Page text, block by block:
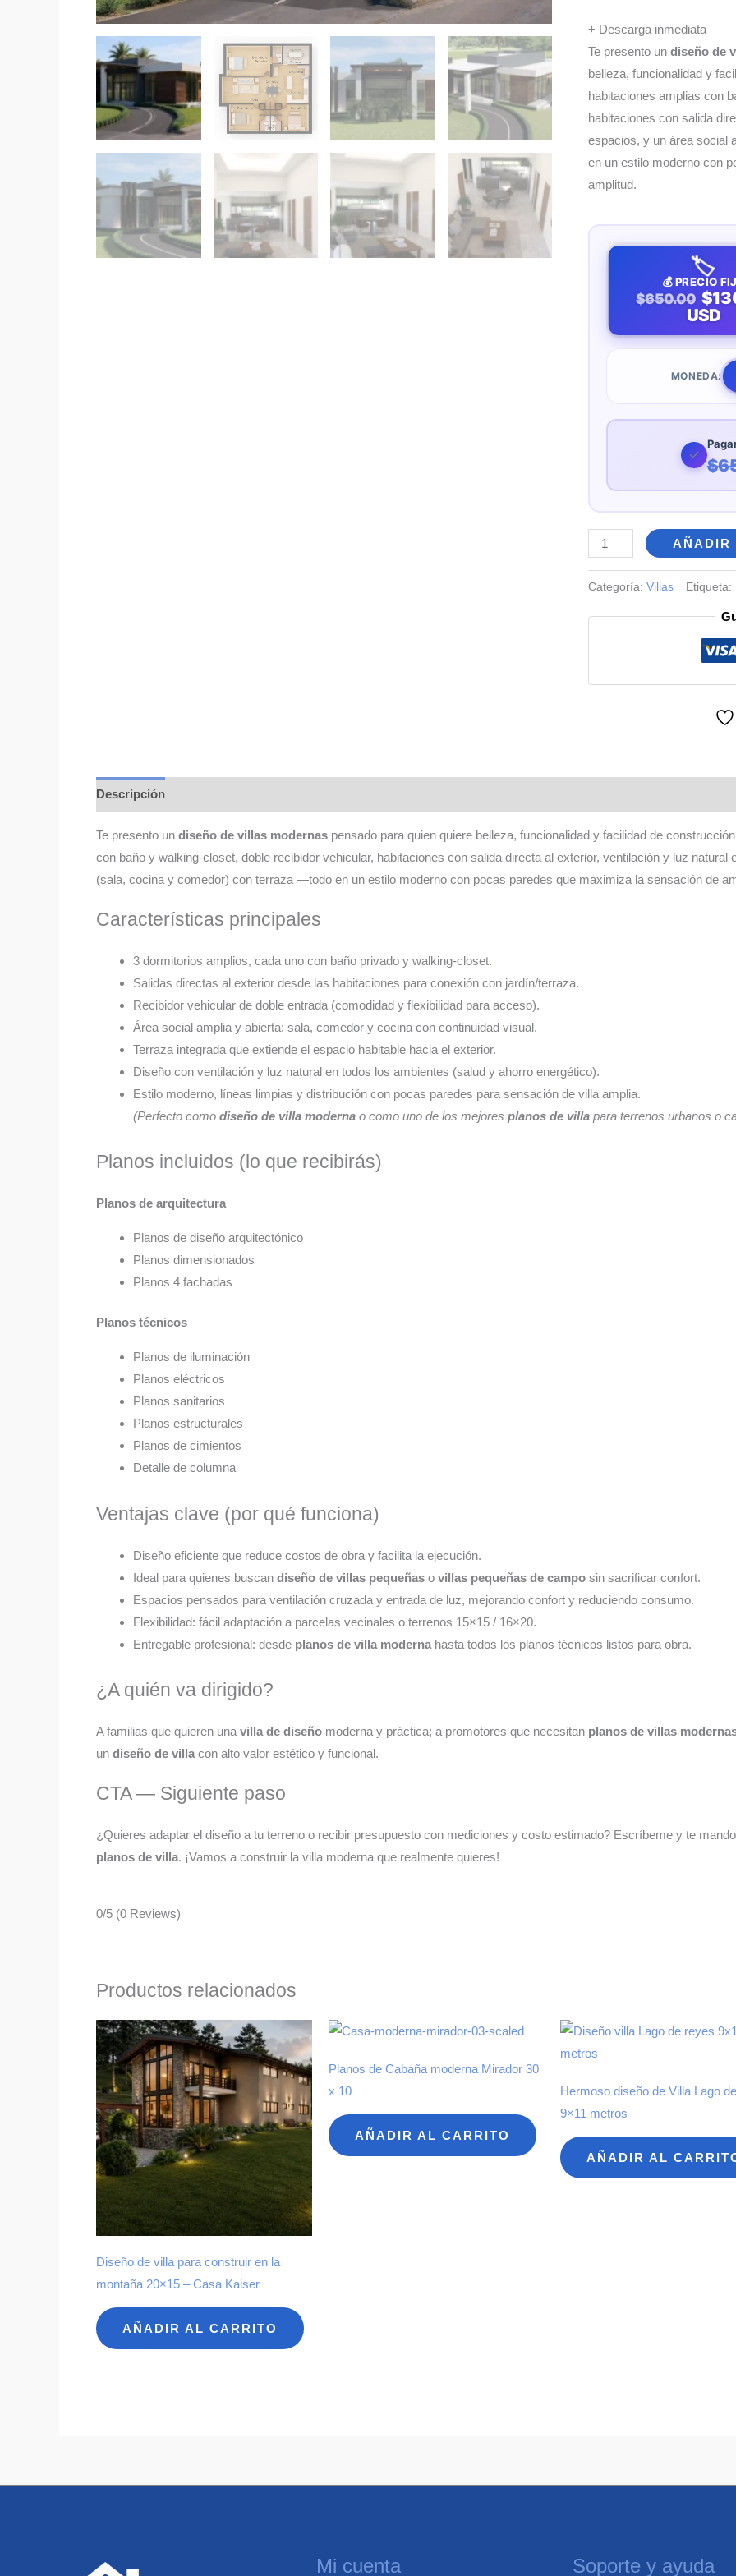
+ Descarga inmediata
Te presento undiseño de
belleza, funcionalidad y
habitaciones amplias con
habitaciones con salida
espacios, y un área social
en un estilo moderno con
amplitud.
🏷️
💰 PRECIO
$650.00
USD
MONEDA:
✓
Villa
moderna
15x15
cantidad
AÑADIR
Categoría:Villas Etiqueta:
Descripción
Te presento un diseño de villas modernas pensado para quien quiere belleza, funcionalidad y facilidad de
con baño y walking-closet, doble recibidor vehicular, habitaciones con salida directa al exterior, ventilación y luz
(sala, cocina y comedor) con terraza —todo en un estilo moderno con pocas paredes que maximiza la sensación de
Características principales
3 dormitorios amplios, cada uno con baño privado y walking-closet.
Salidas directas al exterior desde las habitaciones para conexión con jardín/terraza.
Recibidor vehicular de doble entrada (comodidad y flexibilidad para acceso).
Área social amplia y abierta: sala, comedor y cocina con continuidad visual.
Terraza integrada que extiende el espacio habitable hacia el exterior.
Diseño con ventilación y luz natural en todos los ambientes (salud y ahorro energético).
Estilo moderno, líneas limpias y distribución con pocas paredes para sensación de villa amplia.
(Perfecto como diseño de villa moderna o como uno de los mejores planos de villa para terrenos urbanos o
Planos incluidos (lo que recibirás)
Planos de arquitectura
Planos de diseño arquitectónico
Planos dimensionados
Planos 4 fachadas
Planos técnicos
Planos de iluminación
Planos eléctricos
Planos sanitarios
Planos estructurales
Planos de cimientos
Detalle de columna
Ventajas clave (por qué funciona)
Diseño eficiente que reduce costos de obra y facilita la ejecución.
Ideal para quienes buscan diseño de villas pequeñas o villas pequeñas de campo sin sacrificar confort.
Espacios pensados para ventilación cruzada y entrada de luz, mejorando confort y reduciendo consumo.
Flexibilidad: fácil adaptación a parcelas vecinales o terrenos 15×15 / 16×20.
Entregable profesional: desde planos de villa moderna hasta todos los planos técnicos listos para obra.
¿A quién va dirigido?
A familias que quieren una villa de diseño moderna y práctica; a promotores que necesitan planos de villas
un diseño de villa con alto valor estético y funcional.
CTA — Siguiente paso
¿Quieres adaptar el diseño a tu terreno o recibir presupuesto con mediciones y costo estimado? Escríbeme y te
planos de villa. ¡Vamos a construir la villa moderna que realmente quieres!
0/5 (0 Reviews)
Productos relacionados
Diseño de villa para construir en la
montaña 20×15 – Casa Kaiser
AÑADIR AL CARRITO
Planos de Cabaña moderna Mirador 30
x 10
AÑADIR AL CARRITO
Hermoso diseño de Villa Lago
9×11 metros
AÑADIR AL
Mi cuenta Soporte y ayuda